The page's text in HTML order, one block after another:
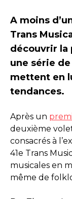
A moins
Trans
découvrir la
une série
mettent en
tendances.
Après un
deuxième
consacrés à
41e Trans
musicales en
même de